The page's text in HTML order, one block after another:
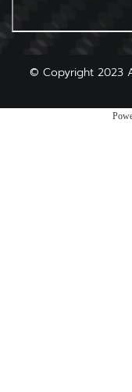
© Copyright 2023